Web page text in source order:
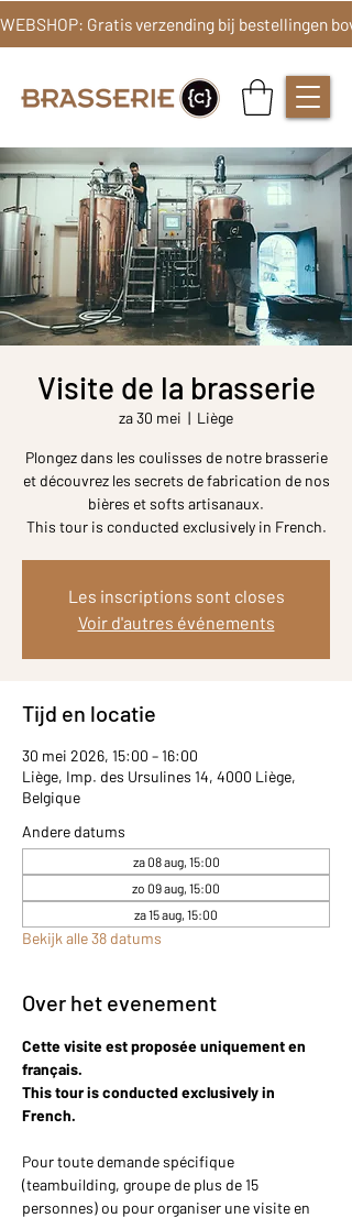
Visite de la brasserie
za 30 mei
  |
Liège
Plongez dans les coulisses de notre brasserie
et découvrez les secrets de fabrication de nos
bières et softs artisanaux.
Les inscriptions sont closes
Voir d'autres événements
Tijd en locatie
30 mei 2026, 15:00 – 16:00
Liège, Imp. des Ursulines 14, 4000 Liège,
Belgique
Andere datums
za 08 aug, 15:00
zo 09 aug, 15:00
za 15 aug, 15:00
Bekijk alle 38 datums
Over het evenement
Cette visite est proposée uniquement en
français.
This tour is conducted exclusively in
French.
Pour toute demande spécifique
(teambuilding, groupe de plus de 15
personnes) ou pour organiser une visite en